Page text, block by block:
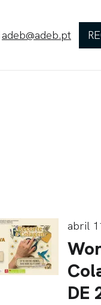
adeb@adeb.pt
abril
DE